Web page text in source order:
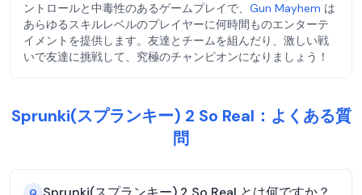
ントロールと中毒性のあるゲームプレイで、 Gun Mayhem は
あらゆるスキルレベルのプレイヤーに何時間ものエンターテ
イメントを提供します。友達とチームを組んだり、激しい戦
いで友達に挑戦して、究極のチャンピオンになりましょう！
Sprunki(スプランキー) 2 So Real：よくある質
問